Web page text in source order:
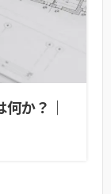
か？｜